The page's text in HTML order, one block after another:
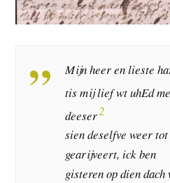
Mijn heer en lieste
tis mij lief wt uhEd
deeser2
sien deselfve weer
gearijveert, ick ben
gisteren op dien dach